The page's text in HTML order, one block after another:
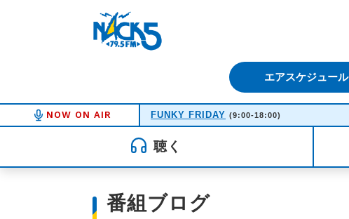
エアスケジュール
NOW ON AIR FUNKY FRIDAY (9:00-18:00)
聴く
番組ブログ